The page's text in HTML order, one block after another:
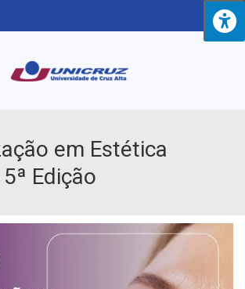
em Estética
Edição